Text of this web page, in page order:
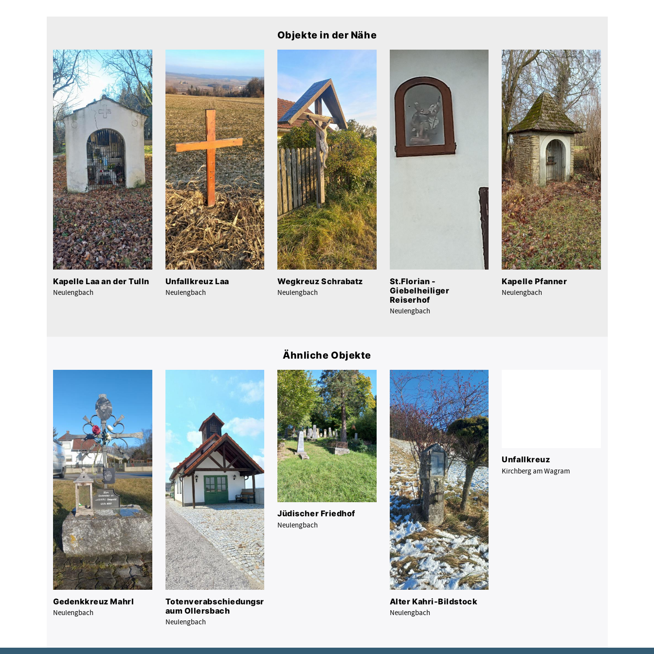
Objekte in der Nähe
Kapelle Laa an der Tulln
Neulengbach
Unfallkreuz Laa
Neulengbach
Wegkreuz Schrabatz
Neulengbach
St.Florian -
Giebelheiliger
Reiserhof
Neulengbach
Kapelle Pfanner
Neulengbach
Ähnliche Objekte
Gedenkkreuz Mahrl
Neulengbach
Totenverabschiedungsr
aum Ollersbach
Neulengbach
Jüdischer Friedhof
Neulengbach
Alter Kahri-Bildstock
Neulengbach
Unfallkreuz
Kirchberg am Wagram